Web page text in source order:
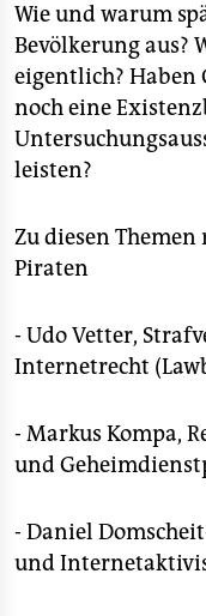
fragen & hilfe
unterstützen
abo
epaper login
Wie und warum
Bevölkerung aus?
eigentlich? Haben
noch eine
leisten?
Zu diesen
Piraten
- Udo Vetter,
Internetrecht
- Markus Kompa,
und
- Daniel
und